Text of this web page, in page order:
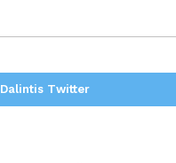
Dalintis Twitter